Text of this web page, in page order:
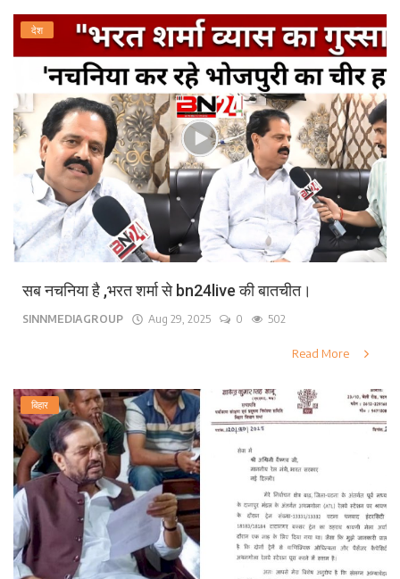
देश
सब नचनिया है ,भरत शर्मा से bn24live की बातचीत।
SINNMEDIAGROUP Aug 29, 2025 0 502
Read More
बिहार